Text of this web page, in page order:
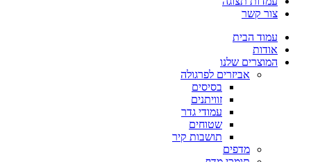
צור קשר
עמוד הבית
אודות
המוצרים שלנו
אביזרים לפרגולה
בסיסים
זוויתנים
עמודי גדר
שטוחים
תושבות קיר
מדפים